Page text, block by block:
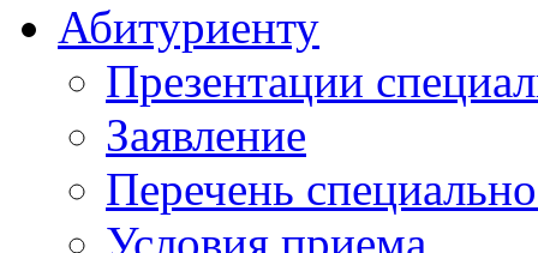
Абитуриенту
Презентации
Заявление
Перечень